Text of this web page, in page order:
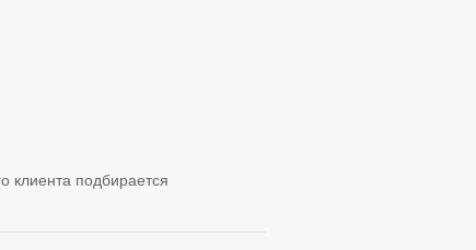
клиента подбирается